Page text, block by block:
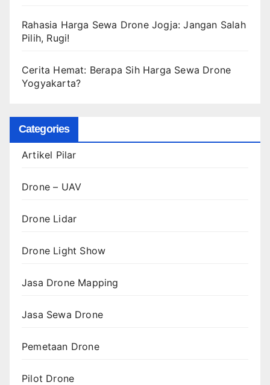
Rahasia Harga Sewa Drone Jogja: Jangan Salah
Pilih, Rugi!
Cerita Hemat: Berapa Sih Harga Sewa Drone
Yogyakarta?
Categories
Artikel Pilar
Drone – UAV
Drone Lidar
Drone Light Show
Jasa Drone Mapping
Jasa Sewa Drone
Pemetaan Drone
Pilot Drone